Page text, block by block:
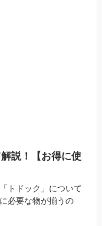
説！【お得に使
トドック」について
必要な物が揃うの